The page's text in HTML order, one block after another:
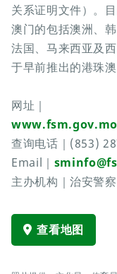
关系证明文件）。
澳门的包括澳洲、
法国、马来西亚及
于早前推出的港珠
网址｜
查询电话｜(853)
Email｜
主办机构｜治安警
查看地图